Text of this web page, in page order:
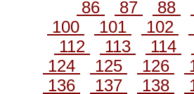
86
87 88
100
101 102
112
113 114
124
125 126
136
137 138